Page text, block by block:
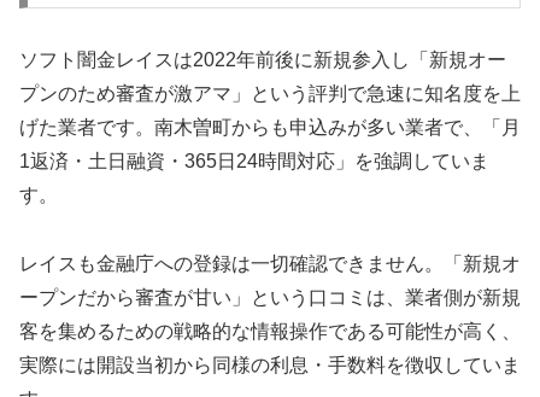
ソフト闇金レイスは2022年前後に新規参入し「新規オー
プンのため審査が激アマ」という評判で急速に知名度を上
げた業者です。南木曽町からも申込みが多い業者で、「月
1返済・土日融資・365日24時間対応」を強調していま
す。
レイスも金融庁への登録は一切確認できません。「新規オ
ープンだから審査が甘い」という口コミは、業者側が新規
客を集めるための戦略的な情報操作である可能性が高く、
実際には開設当初から同様の利息・手数料を徴収していま